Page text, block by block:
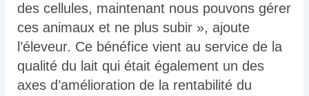
des cellules, maintenant nous pouvons gérer
ces animaux et ne plus subir », ajoute
l’éleveur. Ce bénéfice vient au service de la
qualité du lait qui était également un des
axes d’amélioration de la rentabilité du